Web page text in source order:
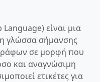
είναι μια
γλώσσα σήμανσης
σε μορφή που
και αναγνώσιμη
ετικέτες για